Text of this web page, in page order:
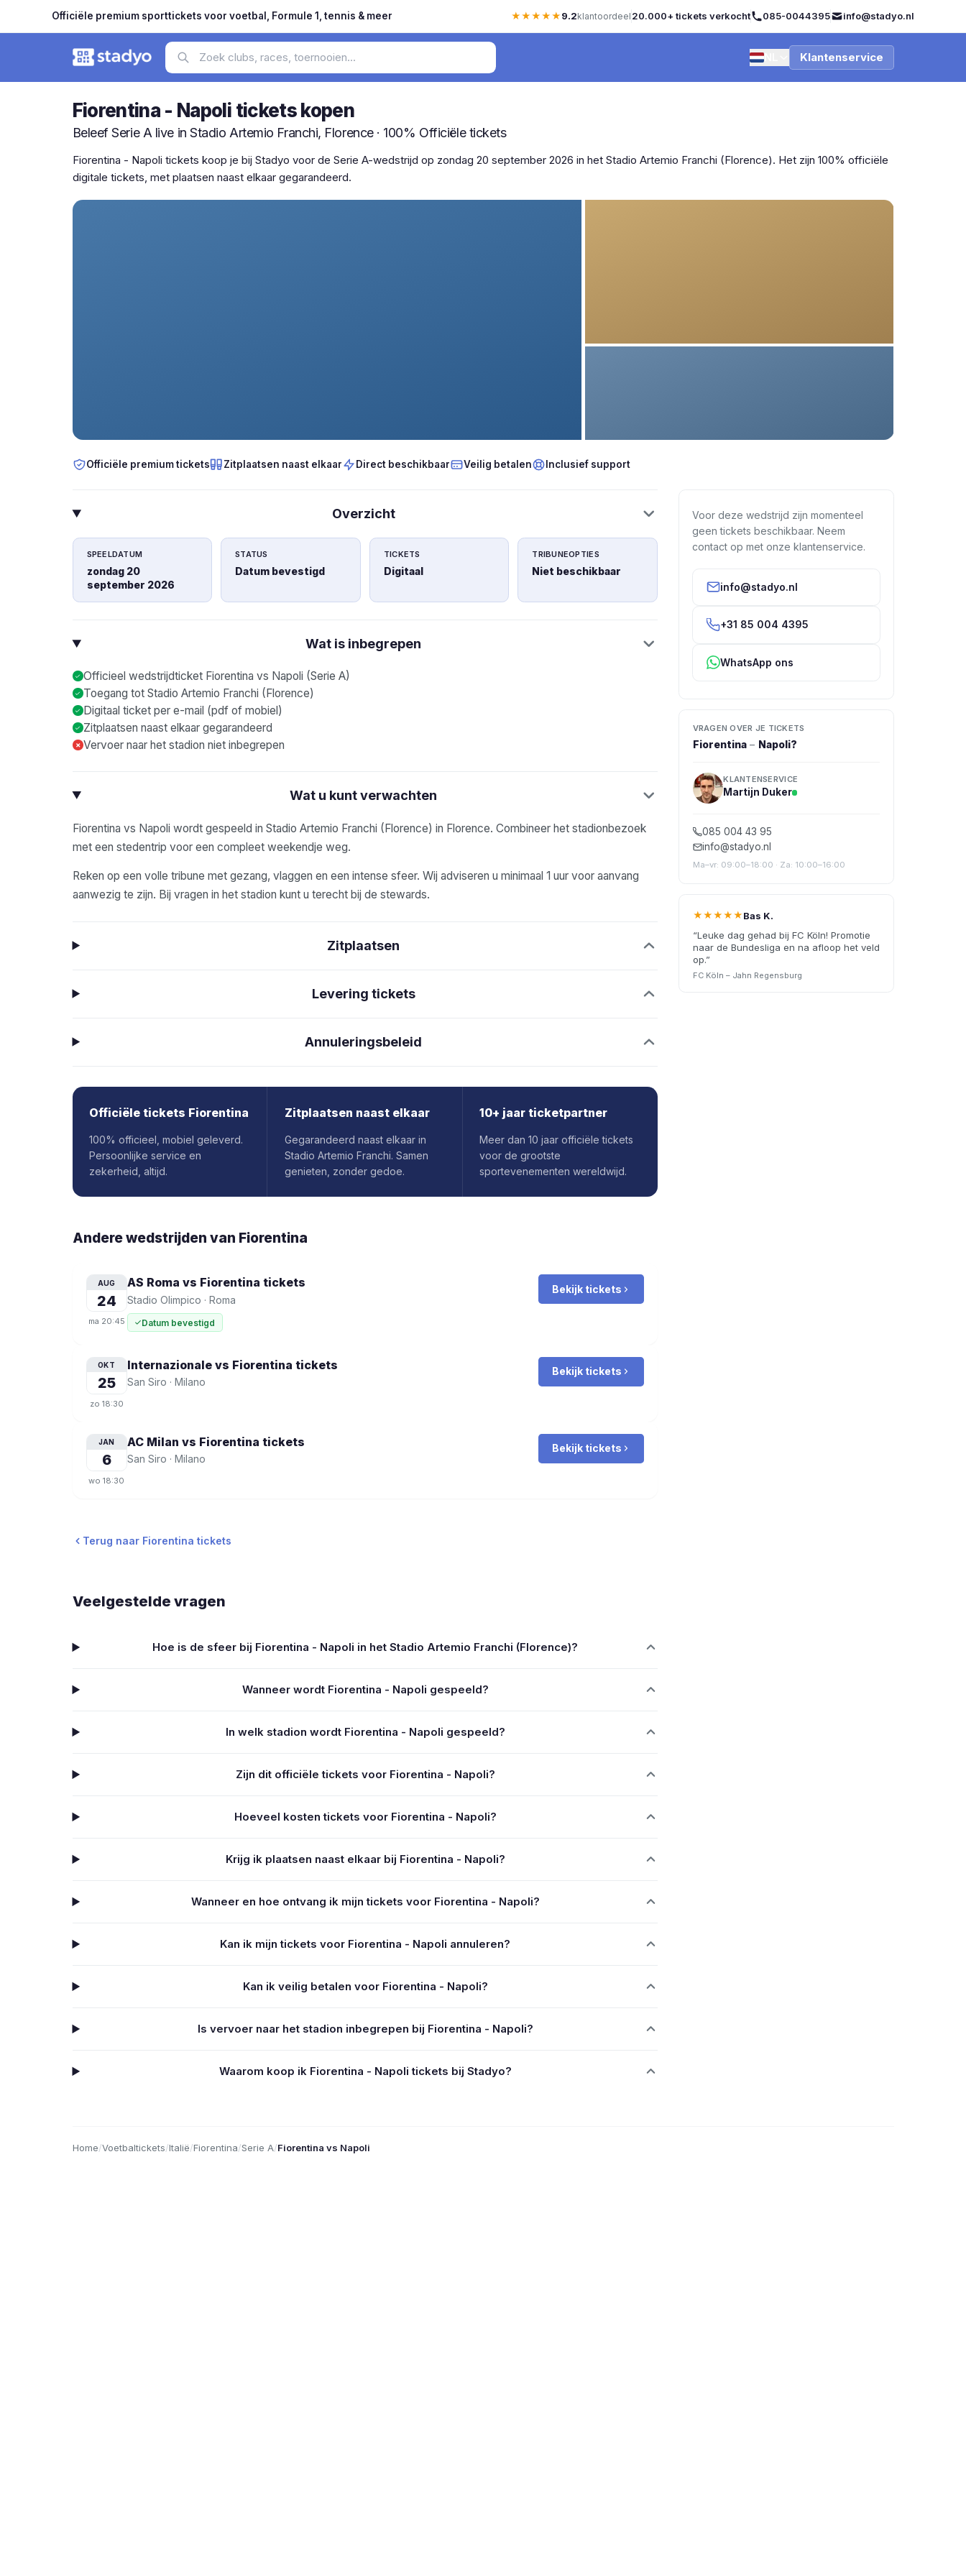
Officiële premium sporttickets voor voetbal, Formule 1, tennis & meer ★★★★★9.2klantoordeel 20.000+ tickets verkocht 085-0044395 info@stadyo.nl
Klantenservice
Fiorentina - Napoli tickets kopen
Beleef Serie A live in Stadio Artemio Franchi, Florence · 100% Officiële tickets
Fiorentina - Napoli tickets koop je bij Stadyo voor de Serie A-wedstrijd op zondag 20 september 2026 in het Stadio Artemio Franchi (Florence). Het zijn 100% officiële
digitale tickets, met plaatsen naast elkaar gegarandeerd.
Officiële premium tickets Zitplaatsen naast elkaar Direct beschikbaar Veilig betalen Inclusief support
Overzicht
SPEELDATUM
zondag 20
september 2026
STATUS
Datum bevestigd
TICKETS
Digitaal
TRIBUNEOPTIES
Niet beschikbaar
Wat is inbegrepen
Officieel wedstrijdticket Fiorentina vs Napoli (Serie A)
Toegang tot Stadio Artemio Franchi (Florence)
Digitaal ticket per e-mail (pdf of mobiel)
Zitplaatsen naast elkaar gegarandeerd
× Vervoer naar het stadion niet inbegrepen
Wat u kunt verwachten
Fiorentina vs Napoli wordt gespeeld in Stadio Artemio Franchi (Florence) in Florence. Combineer het stadionbezoek
met een stedentrip voor een compleet weekendje weg.
Reken op een volle tribune met gezang, vlaggen en een intense sfeer. Wij adviseren u minimaal 1 uur voor aanvang
aanwezig te zijn. Bij vragen in het stadion kunt u terecht bij de stewards.
Zitplaatsen
Levering tickets
Annuleringsbeleid
Officiële tickets Fiorentina
100% officieel, mobiel geleverd.
Persoonlijke service en
zekerheid, altijd.
Zitplaatsen naast elkaar
Gegarandeerd naast elkaar in
Stadio Artemio Franchi. Samen
genieten, zonder gedoe.
10+ jaar ticketpartner
Meer dan 10 jaar officiële tickets
voor de grootste
sportevenementen wereldwijd.
Andere wedstrijden van Fiorentina
AUG
24
ma 20:45
AS Roma vs Fiorentina tickets
Stadio Olimpico · Roma
Datum bevestigd
Bekijk tickets
OKT
25
zo 18:30
Internazionale vs Fiorentina tickets
San Siro · Milano
Bekijk tickets
JAN
6
wo 18:30
AC Milan vs Fiorentina tickets
San Siro · Milano
Bekijk tickets
Terug naar Fiorentina tickets
Veelgestelde vragen
Hoe is de sfeer bij Fiorentina - Napoli in het Stadio Artemio Franchi (Florence)?
Wanneer wordt Fiorentina - Napoli gespeeld?
In welk stadion wordt Fiorentina - Napoli gespeeld?
Zijn dit officiële tickets voor Fiorentina - Napoli?
Hoeveel kosten tickets voor Fiorentina - Napoli?
Krijg ik plaatsen naast elkaar bij Fiorentina - Napoli?
Wanneer en hoe ontvang ik mijn tickets voor Fiorentina - Napoli?
Kan ik mijn tickets voor Fiorentina - Napoli annuleren?
Kan ik veilig betalen voor Fiorentina - Napoli?
Is vervoer naar het stadion inbegrepen bij Fiorentina - Napoli?
Waarom koop ik Fiorentina - Napoli tickets bij Stadyo?
Voor deze wedstrijd zijn momenteel
geen tickets beschikbaar. Neem
contact op met onze klantenservice.
info@stadyo.nl
+31 85 004 4395
WhatsApp ons
VRAGEN OVER JE TICKETS
Fiorentina – Napoli?
KLANTENSERVICE
Martijn Duker
085 004 43 95
info@stadyo.nl
Ma–vr: 09:00–18:00 · Za: 10:00–16:00
★★★★★Bas K.
“Leuke dag gehad bij FC Köln! Promotie
naar de Bundesliga en na afloop het veld
op.”
FC Köln – Jahn Regensburg
Home/Voetbaltickets/Italië/Fiorentina/Serie A/Fiorentina vs Napoli